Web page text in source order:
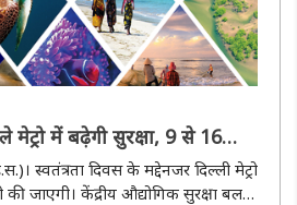
मेट्रो में बढ़ेगी सुरक्षा, 9 से 16
लंबी कतारें
स्वतंत्रता दिवस के मद्देनजर दिल्ली मेट्रो
जाएगी। केंद्रीय औद्योगिक सुरक्षा बल